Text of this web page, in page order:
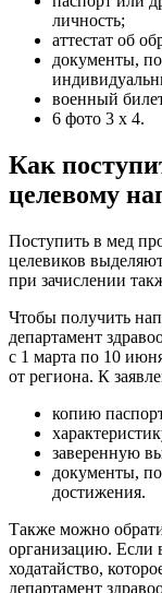
личность;
аттестат об
документы,
военный
6 фото 3 х 4.
Как
целевому
Поступить в мед
целевиков
при зачислении
Чтобы получить
департамент
с 1 марта по 10
от региона. К
копию
заверенную
документы,
достижения.
Также можно
организацию. Если
ходатайство,
департамент